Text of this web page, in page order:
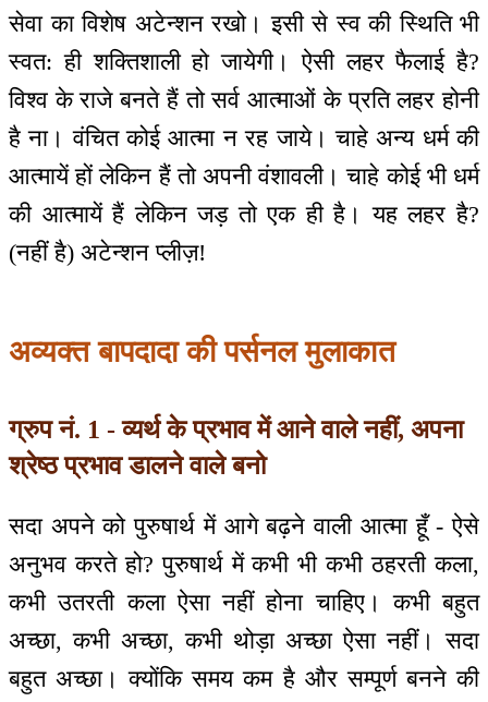
सेवा का विशेष अटेन्शन रखो। इसी से स्व की स्थिति भी
स्वत: ही शक्तिशाली हो जायेगी। ऐसी लहर फैलाई है?
विश्व के राजे बनते हैं तो सर्व आत्माओं के प्रति लहर होनी
है ना। वंचित कोई आत्मा न रह जाये। चाहे अन्य धर्म की
आत्मायें हों लेकिन हैं तो अपनी वंशावली। चाहे कोई भी धर्म
की आत्मायें हैं लेकिन जड़ तो एक ही है। यह लहर है?
(नहीं है) अटेन्शन प्लीज़!
अव्यक्त बापदादा की पर्सनल मुलाकात
ग्रुप नं. 1 - व्यर्थ के प्रभाव में आने वाले नहीं, अपना
श्रेष्ठ प्रभाव डालने वाले बनो
सदा अपने को पुरुषार्थ में आगे बढ़ने वाली आत्मा हूँ - ऐसे
अनुभव करते हो? पुरुषार्थ में कभी भी कभी ठहरती कला,
कभी उतरती कला ऐसा नहीं होना चाहिए। कभी बहुत
अच्छा, कभी अच्छा, कभी थोड़ा अच्छा ऐसा नहीं। सदा
बहुत अच्छा। क्योंकि समय कम है और सम्पूर्ण बनने की